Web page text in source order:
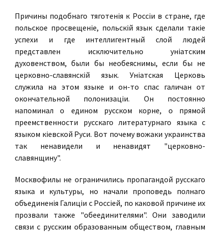
Причины подобнаго тяготенiя к Россiи в стране, где
польское просвещенiе, польскiй язык сделали такiе
успехи и где интеллигентный слой людей
представлен исключительно унiатским
духовенством, были бы необеяснимы, если бы не
церковно-славянскiй язык. Унiатская Церковь
служила на этом языке и он-то спас галичан от
окончательной полонизацiи. Он постоянно
напоминал о едином русском корне, о прямой
преемственности русскаго литературнаго языка с
языком кiевской Руси. Вот почему вожаки украинства
так ненавидели и ненавидят "церковно-
славянщину".
Москвофилы не ограничились пропагандой русскаго
языка и культуры, но начали проповедь полнаго
объединенiя Галицiи с Россiей, по каковой причине их
прозвали также "обеединителями". Они заводили
связи с русским образованным обществом, главным